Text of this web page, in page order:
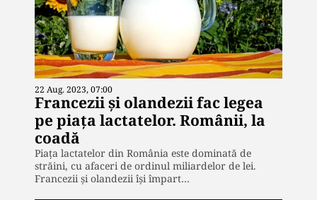
22 Aug. 2023, 07:00
Francezii și olandezii fac legea
pe piața lactatelor. Românii, la
coadă
Piața lactatelor din România este dominată de
străini, cu afaceri de ordinul miliardelor de lei.
Francezii și olandezii își împart…